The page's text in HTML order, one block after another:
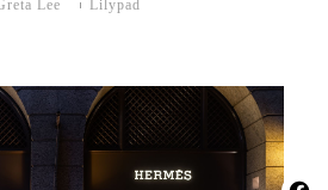
Lee Lilypad